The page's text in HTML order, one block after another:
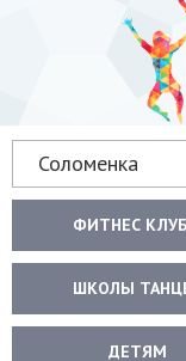
Соломенка
ФИТНЕС
ШКОЛЫ
ДЕТЯМ